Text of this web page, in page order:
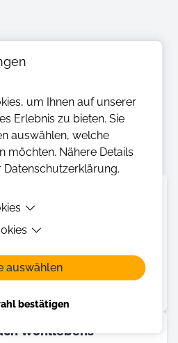
an diesem
im Wald: Lasst sie uns
Wohllebens
um Ihnen auf unserer
Erlebnis zu bieten. Sie
auswählen, welche
möchten. Nähere Details
Datenschutzerklärung.
sind Cookies, welche für die
sind Cookies, die
setzen, um Funktionen wie
Videos zu ermöglichen.
auswählen
bestätigen